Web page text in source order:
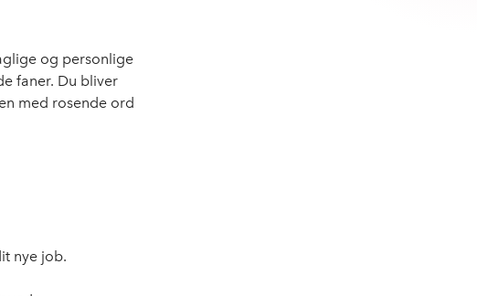
og personlige
faner. Du bliver
med rosende ord
nye job.